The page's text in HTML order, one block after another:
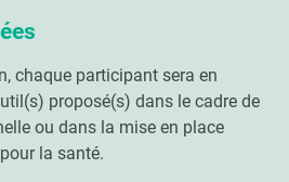
chaque participant sera en
proposé(s) dans le cadre de
ou dans la mise en place
la santé.